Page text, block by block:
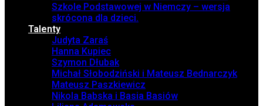
Szkole Podstawowej w Niemczy – wersja
skrócona dla dzieci.
Talenty
Judyta Zaraś
Hanna Kupiec
Szymon Dłubak
Michał Słobodziński i Mateusz Bednarczyk
Mateusz Paszkiewicz
Nikola Babska i Basia Basiów